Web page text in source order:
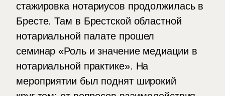
стажировка нотариусов продолжилась в
Бресте. Там в Брестской областной
нотариальной палате прошел
семинар «Роль и значение медиации в
нотариальной практике». На
мероприятии был поднят широкий